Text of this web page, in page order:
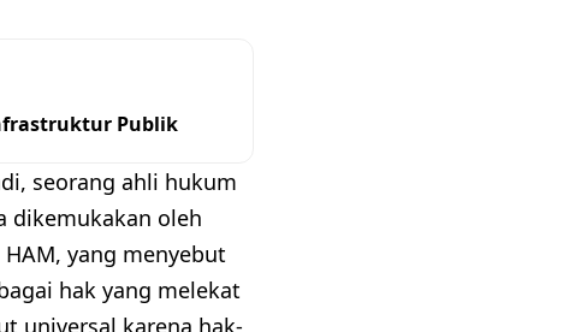
Publik
seorang ahli hukum
dikemukakan oleh
yang menyebut
hak yang melekat
universal karena hak-